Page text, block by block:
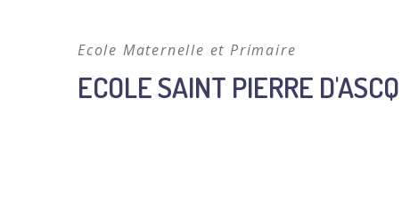
Ecole Maternelle et Primaire
ECOLE SAINT PIERRE D'ASCQ